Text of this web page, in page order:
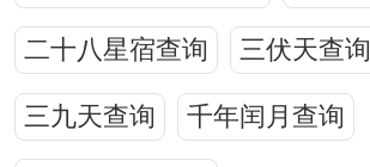
二十八星宿查询 三伏天查询
三九天查询 千年闰月查询